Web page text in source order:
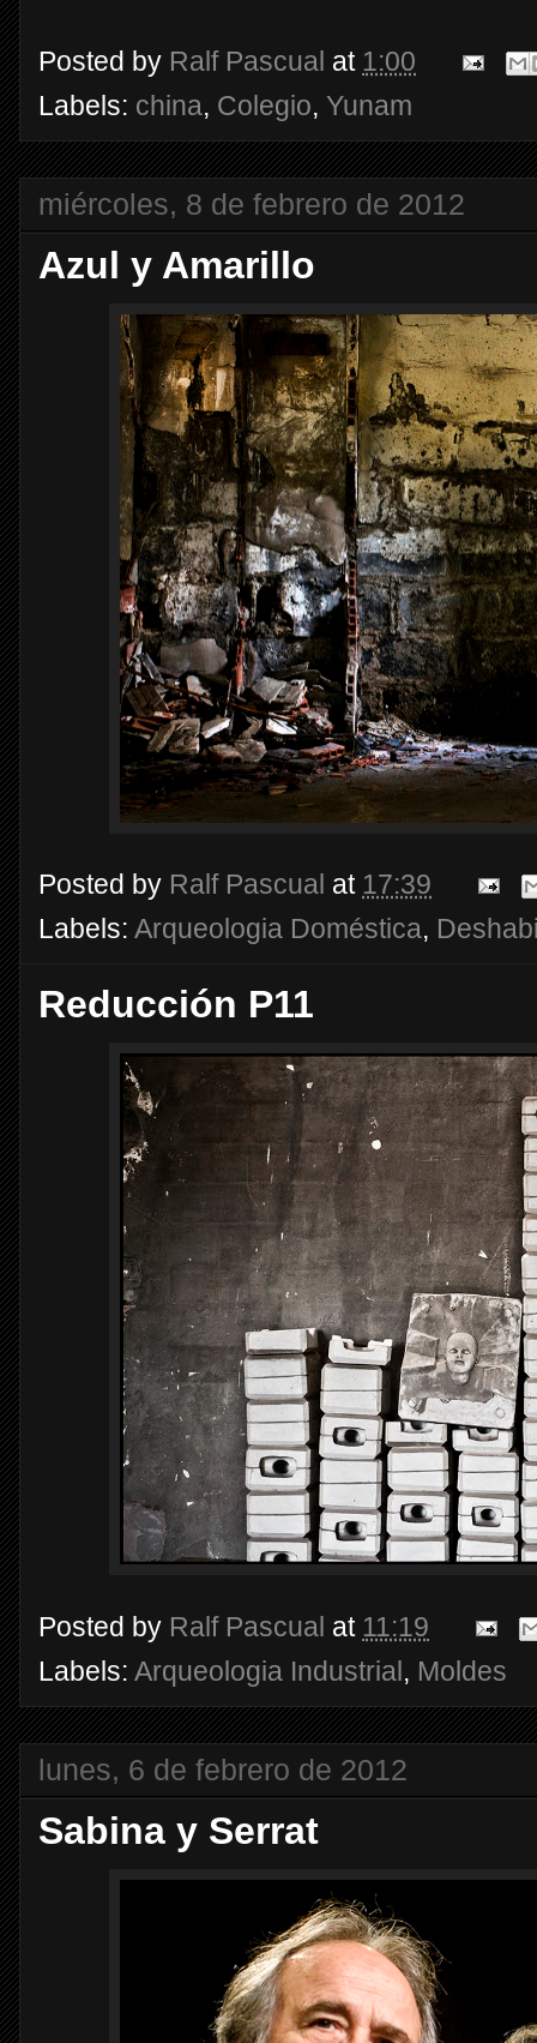
Posted by Ralf Pascual at 1:00
Labels: china, Colegio, Yunam
miércoles, 8 de febrero de 2012
Azul y Amarillo
Posted by Ralf Pascual at 17:39
Labels: Arqueologia Doméstica,
Reducción P11
Posted by Ralf Pascual at 11:19
Labels: Arqueologia Industrial, Moldes
lunes, 6 de febrero de 2012
Sabina y Serrat